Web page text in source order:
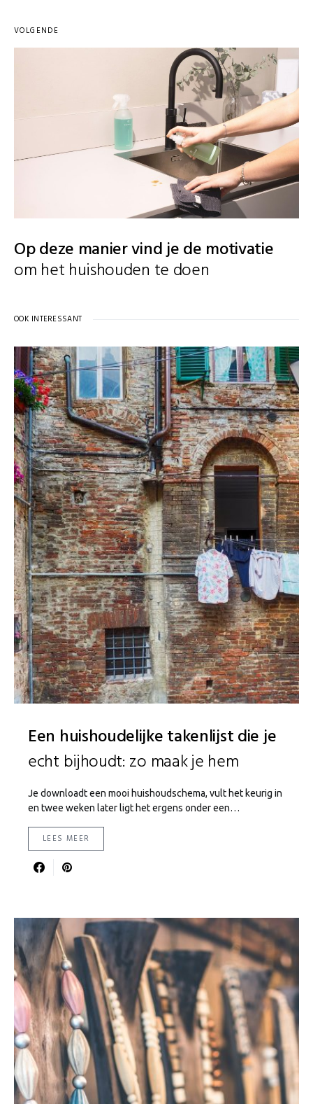
VOLGENDE
Op deze manier vind je de motivatie
om het huishouden te doen
OOK INTERESSANT
Een huishoudelijke takenlijst die je
echt bijhoudt: zo maak je hem
Je downloadt een mooi huishoudschema, vult het keurig in
en twee weken later ligt het ergens onder een…
LEES MEER